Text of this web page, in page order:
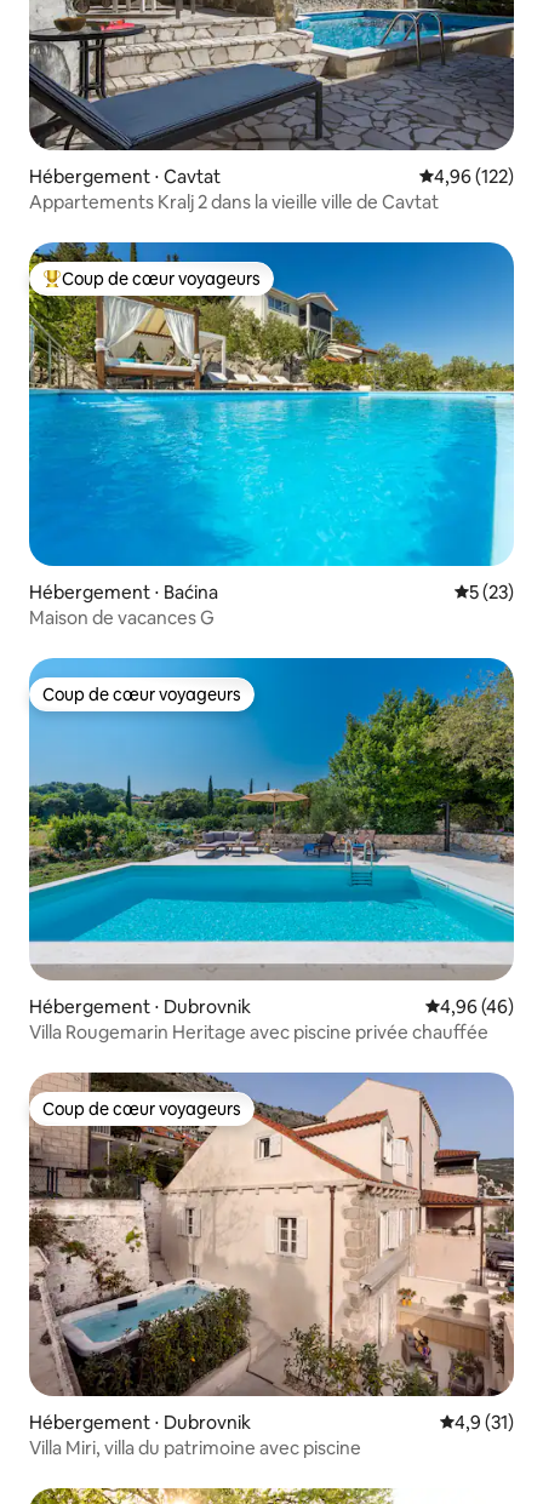
Hébergement ⋅ Cavtat Évaluation
4,96 (122)
Appartements Kralj 2 dans la vieille ville de Cavtat
Coups de cœur voyageurs les plus appréciés
Coup de cœur voyageurs
Hébergement ⋅ Baćina
5 (23)
Maison de vacances G
Coup de cœur voyageurs
Coup de cœur voyageurs
Hébergement ⋅ Dubrovnik Évaluation
4,96 (46)
Villa Rougemarin Heritage avec piscine privée chauffée
Coup de cœur voyageurs
Coup de cœur voyageurs
Hébergement ⋅ Dubrovnik Évaluation
4,9 (31)
Villa Miri, villa du patrimoine avec piscine